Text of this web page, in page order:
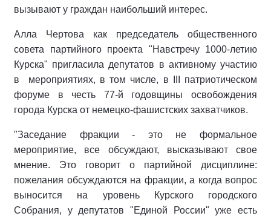
вызывают у граждан наибольший интерес.
Алла Чертова как председатель общественного
совета партийного проекта "Навстречу 1000-летию
Курска" пригласила депутатов в активному участию
в мероприятиях, в том числе, в III патриотическом
форуме в честь 77-й годовщины освобождения
города Курска от немецко-фашистских захватчиков.
"Заседание фракции - это не формальное
мероприятие, все обсуждают, высказывают свое
мнение. Это говорит о партийной дисциплине:
пожелания обсуждаются на фракции, а когда вопрос
выносится на уровень Курского городского
Собрания, у депутатов "Единой России" уже есть